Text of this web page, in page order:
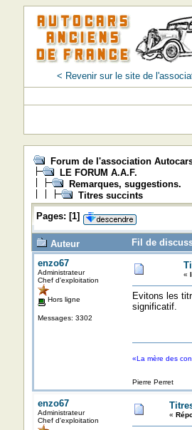
< Revenir sur le site de
Forum de l'association
LE FORUM A.A.F.
Remarques, suggestions.
Titres succints
Pages: [1]
Auteur
Fil de
enzo67
Administrateur
Chef d'exploitation
Hors ligne
Messages: 3302
«
Evitons les
significatif.
«La mère des
Pierre Perret
enzo67
Administrateur
Chef d'exploitation
«